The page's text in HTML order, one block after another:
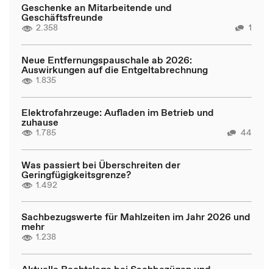
Geschenke an Mitarbeitende und
Geschäftsfreunde
2.358 1
Neue Entfernungspauschale ab 2026:
Auswirkungen auf die Entgeltabrechnung
1.835
Elektrofahrzeuge: Aufladen im Betrieb und
zuhause
1.785 44
Was passiert bei Überschreiten der
Geringfügigkeitsgrenze?
1.492
Sachbezugswerte für Mahlzeiten im Jahr 2026 und
mehr
1.238